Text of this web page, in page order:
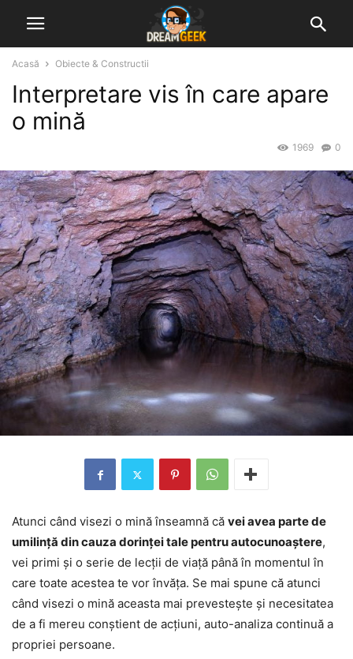
Acasă Obiecte & Constructii
Interpretare vis în care apare
o mină
0
1969
Atunci când visezi o mină înseamnă că vei avea parte de
umilință din cauza dorinței tale pentru autocunoaștere,
vei primi și o serie de lecții de viață până în momentul în
care toate acestea te vor învăța. Se mai spune că atunci
când visezi o mină aceasta mai prevestește și necesitatea
de a fi mereu conștient de acțiuni, auto-analiza continuă a
propriei persoane.